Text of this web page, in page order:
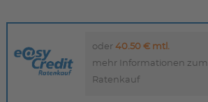
oder40.50 € mtl.
mehr Informationen zum
Ratenkauf